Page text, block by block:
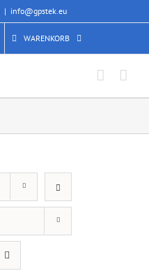
| info@gpstek.eu
WARENKORB